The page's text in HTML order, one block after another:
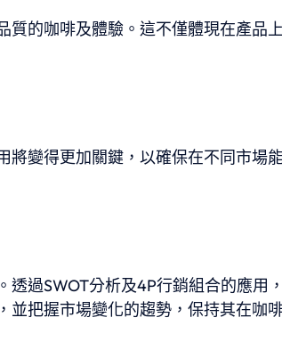
的咖啡及體驗。這不僅體現在產品
變得更加關鍵，以確保在不同市場
過SWOT分析及4P行銷組合的應用
把握市場變化的趨勢，保持其在咖